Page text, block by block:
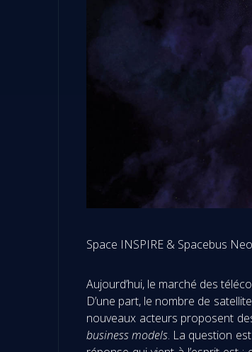
Space INSPIRE & Spacebus
Aujourd’hui, le marché des
D’une part, le nombre de
nouveaux acteurs proposent
business models. La question